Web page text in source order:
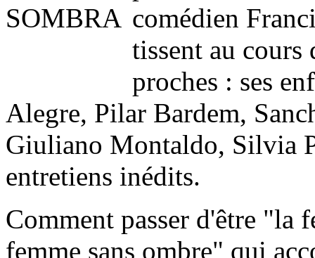
comédien
tissent au cours
proches : ses
Alegre, Pilar Bardem,
Giuliano Montaldo, Silvia
entretiens inédits.
Comment passer d'être "la
femme sans ombre" qui